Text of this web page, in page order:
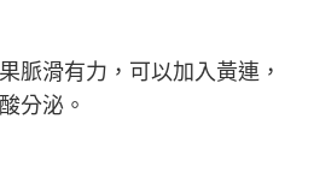
脈滑有力，可以加入黃連，
分泌。